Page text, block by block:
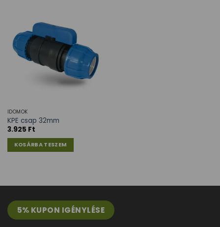
IDOMOK
KPE csap 32mm
3.925 Ft
KOSÁRBA TESZEM
5% KUPON IGÉNYLÉSE